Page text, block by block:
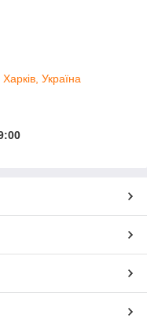
Україна